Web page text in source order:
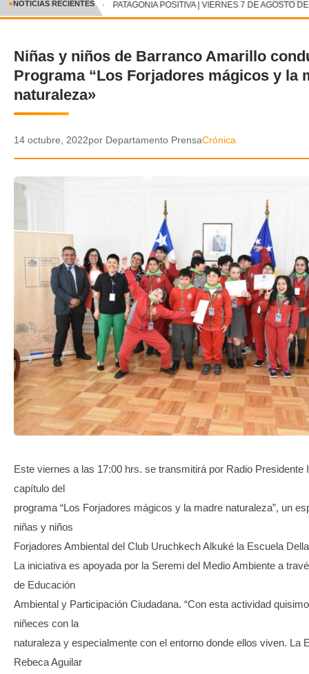
CRÓNICA
DEPORTES
ENTRETENIMIENTO Y CULTURA
GALERIA DE FOTOS
APP MÓVIL
TRANSPARENCIA
✕
●NOTICIAS RECIENTES PATAGONIA POSITIVA | VIERNES 7 DE AGOSTO DE
Niñas y niños de Barranco Amarillo
Programa “Los Forjadores mágicos y la
naturaleza»
14 octubre, 2022por Departamento PrensaCrónica
Este viernes a las 17:00 hrs. se transmitirá por Radio Presidente
capítulo del
programa “Los Forjadores mágicos y la madre naturaleza”, un
niñas y niños
Forjadores Ambiental del Club Uruchkech Alkuké la Escuela
La iniciativa es apoyada por la Seremi del Medio Ambiente a
de Educación
Ambiental y Participación Ciudadana. “Con esta actividad
niñeces con la
naturaleza y especialmente con el entorno donde ellos viven. La
Rebeca Aguilar